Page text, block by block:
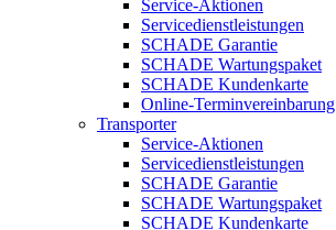
Service-Aktionen
Servicedienstleistungen
SCHADE Garantie
SCHADE Wartungspaket
SCHADE Kundenkarte
Online-Terminvereinbarung
Transporter
Service-Aktionen
Servicedienstleistungen
SCHADE Garantie
SCHADE Wartungspaket
SCHADE Kundenkarte